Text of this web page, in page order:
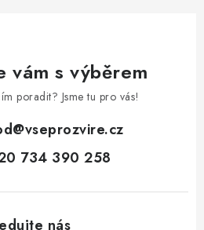
vám s výběrem
poradit? Jsme tu pro vás!
@vseprozvire.cz
734 390 258